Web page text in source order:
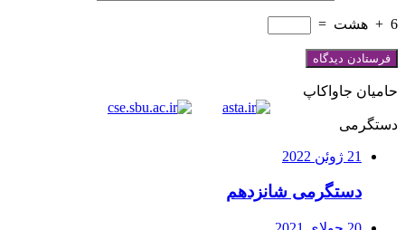
6
+ هشت =
حامیان جاواکاپ
دستگرمی
21 ژوئن 2022
دستگرمی شانزدهم